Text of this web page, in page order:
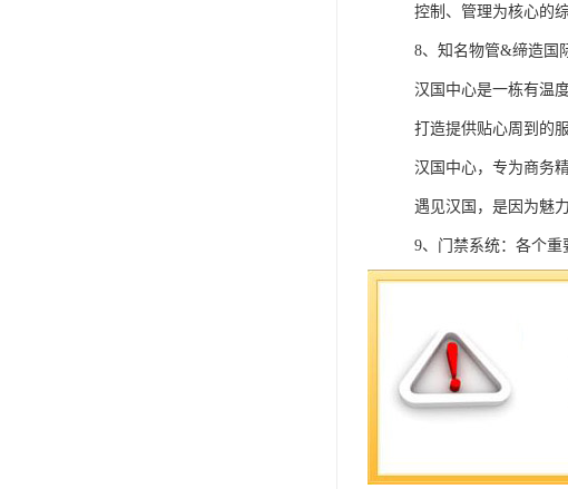
控制、管理为核心的
8、知名物管&缔造国
汉国中心是一栋有温
打造提供贴心周到的
汉国中心，专为商务
遇见汉国，是因为魅
9、门禁系统：各个
10、系统：大厦设立
11、停车场系统&车
支持人工收费、顾客
12、汉国中心地铁交
地铁1号线（罗宝线
49路上海宾馆西③楼